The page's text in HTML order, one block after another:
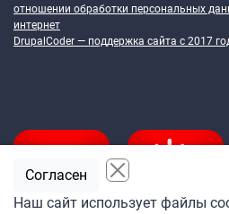
отношении обработки персональных
интернет
DrupalCoder — поддержка сайта c 2017
Наш сайт использует файлы
Согласен